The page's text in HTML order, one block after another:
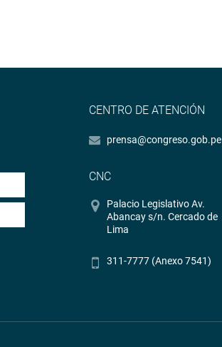
CENTRO DE ATENCIÓN
prensa@congreso.gob.pe
CNC
Palacio Legislativo Av.
Abancay s/n. Cercado de
Lima
311-7777 (Anexo 7541)